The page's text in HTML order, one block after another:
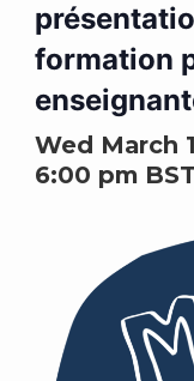
formation
Wed March
6:00 pmBST